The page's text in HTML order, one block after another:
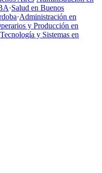
·Salud en Buenos
·Administración en
y Producción en
Tecnología y Sistemas en